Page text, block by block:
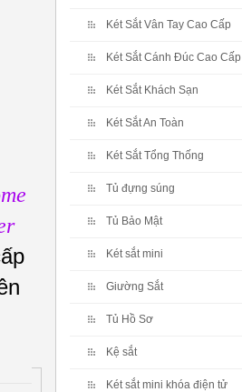
Két Sắt Vân Tay Cao Cấp
Két Sắt Cánh Đúc Cao Cấp
Két Sắt Khách Sạn
Két Sắt An Toàn
Két Sắt Tổng Thống
Tủ đựng súng
Tủ Bảo Mật
Két sắt mini
Giường Sắt
Tủ Hồ Sơ
Kệ sắt
Két sắt mini khóa điện tử